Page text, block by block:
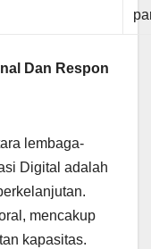
Dan Respon
lembaga-
Digital adalah
mencakup
kapasitas.